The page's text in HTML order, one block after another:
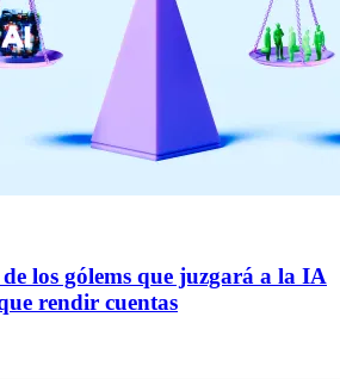
los gólems que juzgará a la IA
rendir cuentas